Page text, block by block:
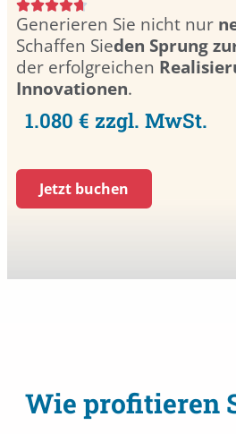
Generieren Sie nicht nur
Schaffen Sieden Sprung
der erfolgreichen
Innovationen.
1.080 € zzgl. MwSt.
Jetzt buchen
Wie profitieren